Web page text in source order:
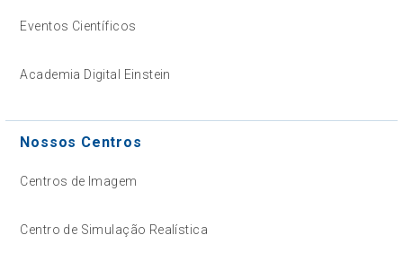
Eventos Científicos
Academia Digital Einstein
Nossos Centros
Centros de Imagem
Centro de Simulação Realística